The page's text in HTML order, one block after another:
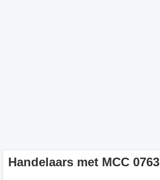
Handelaars met MCC 0763